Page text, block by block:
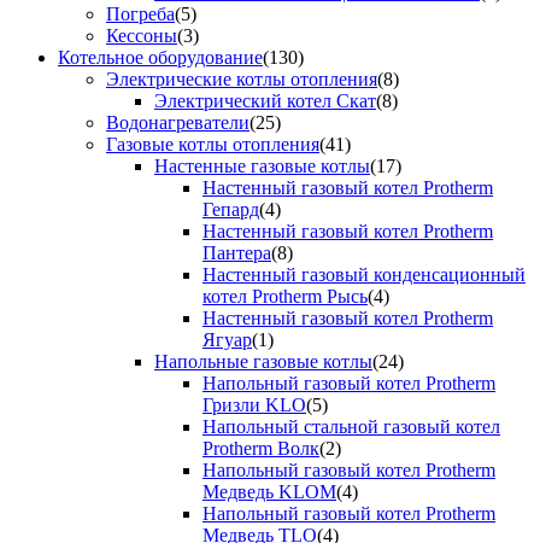
Погреба(5)
Кессоны(3)
Котельное оборудование(130)
Электрические котлы отопления(8)
Электрический котел Скат(8)
Водонагреватели(25)
Газовые котлы отопления(41)
Настенные газовые котлы(17)
Настенный газовый котел Protherm
Гепард(4)
Настенный газовый котел Protherm
Пантера(8)
Настенный газовый конденсационный
котел Protherm Рысь(4)
Настенный газовый котел Protherm
Ягуар(1)
Напольные газовые котлы(24)
Напольный газовый котел Protherm
Гризли KLO(5)
Напольный стальной газовый котел
Protherm Волк(2)
Напольный газовый котел Protherm
Медведь KLOM(4)
Напольный газовый котел Protherm
Медведь TLO(4)